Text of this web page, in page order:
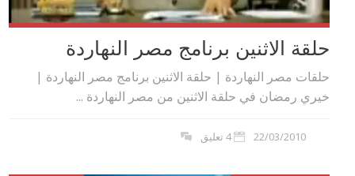
حلقة الاثنين برنامج مصر النهاردة
حلقات مصر النهاردة | حلقة الاثنين برنامج مصر النهاردة |
خيري رمضان في حلقة الاثنين من مصر النهاردة ...
22/03/2010 4 تعليق